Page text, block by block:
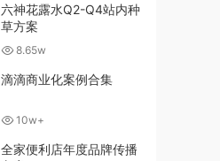
六神花露水Q2-Q4站内种
草方案
8.65w
滴滴商业化案例合集
10w+
全家便利店年度品牌传播